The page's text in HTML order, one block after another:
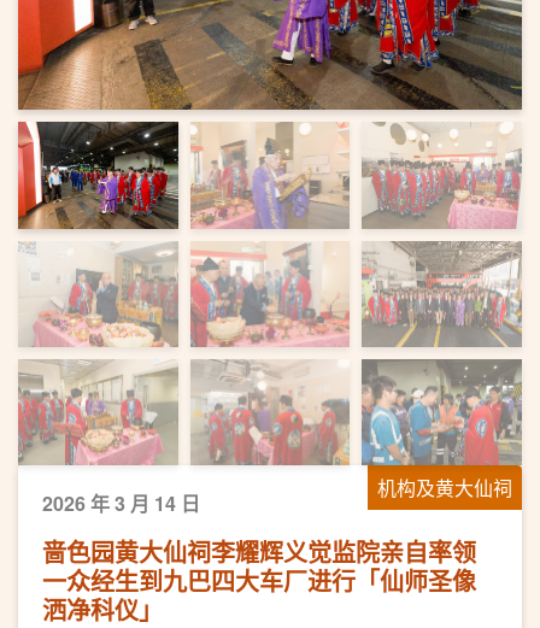
机构及黄大仙祠
2026 年 3 月 14 日
啬色园黄大仙祠李耀辉义觉监院亲自率领
一众经生到九巴四大车厂进行「仙师圣像
洒净科仪」